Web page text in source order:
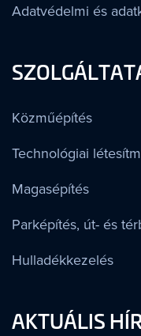
Adatvédelmi és
Közműépítés
Technológiai
Magasépítés
Parképítés, út- és
Hulladékkezelés
AKTUÁLIS